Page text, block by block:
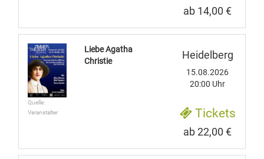
ab 14,00 €
Quelle:
Veranstalter
Liebe Agatha
Christie
Heidelberg
15.08.2026
20:00 Uhr
Tickets
ab 22,00 €